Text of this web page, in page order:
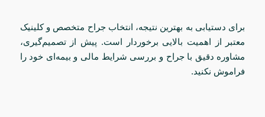
برای دستیابی به بهترین نتیجه، انتخاب جراح متخصص و کلینیک
معتبر از اهمیت بالایی برخوردار است. پیش از تصمیم‌گیری،
مشاوره دقیق با جراح و بررسی شرایط مالی و بیمه‌ای خود را
فراموش نکنید.